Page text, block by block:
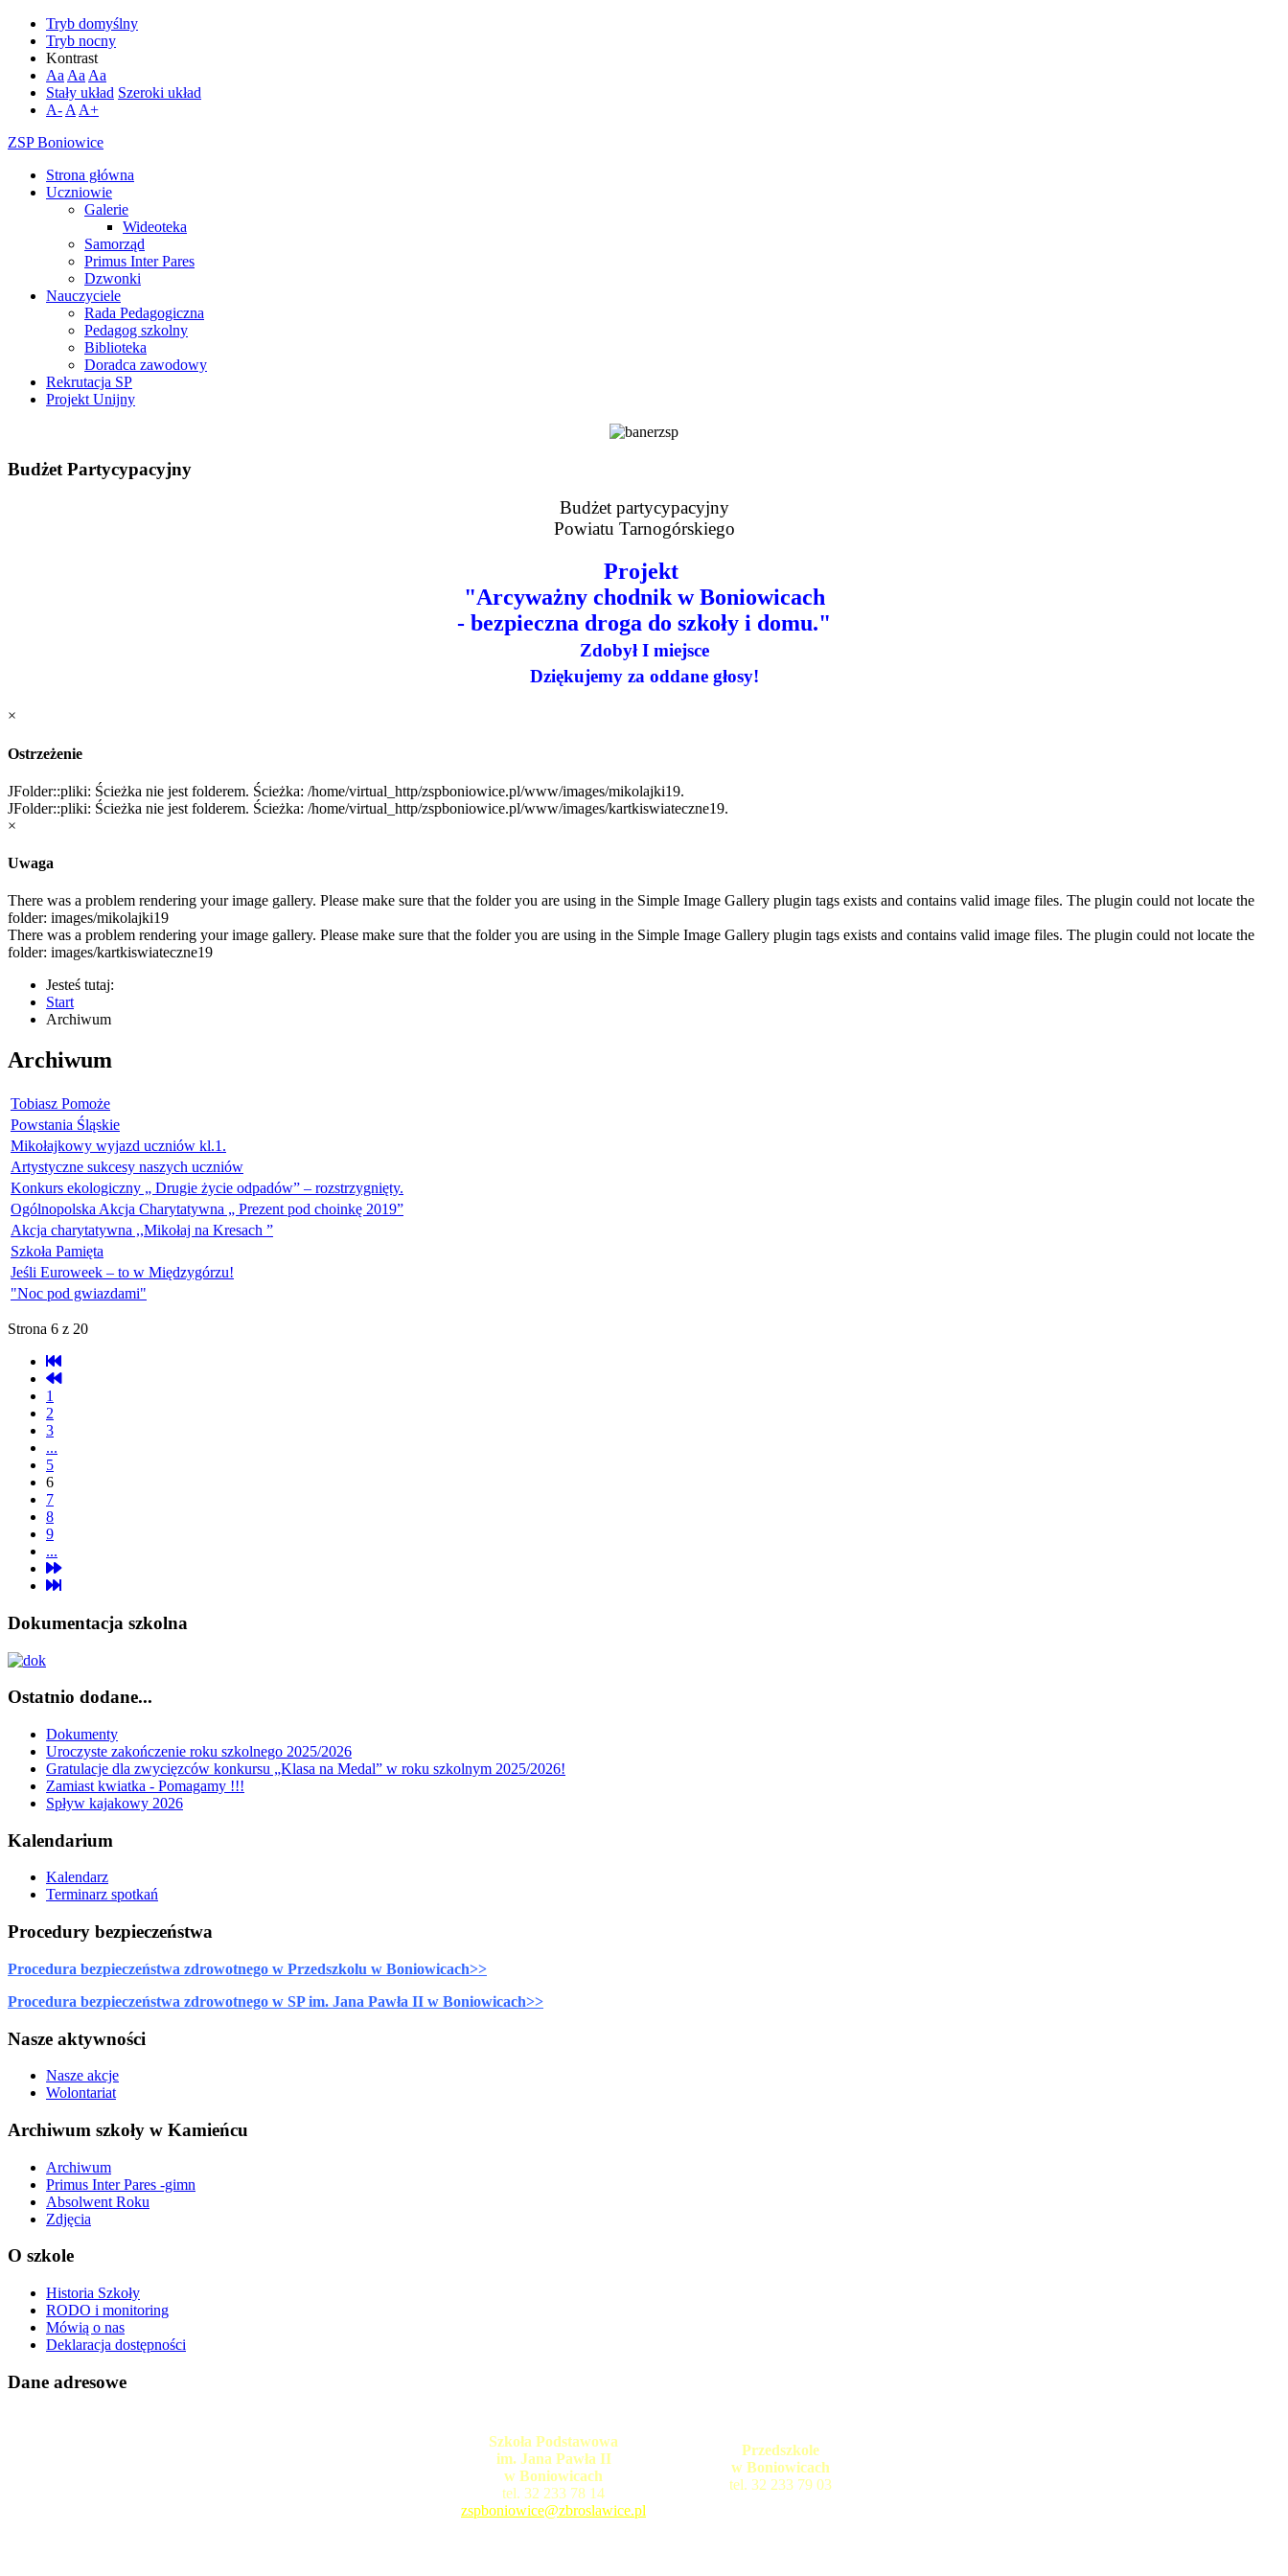
Tryb domyślny
Tryb nocny
Kontrast
Aa Aa Aa
Stały układ Szeroki układ
A- A A+
ZSP Boniowice
Strona główna
Uczniowie
Galerie
Wideoteka
Samorząd
Primus Inter Pares
Dzwonki
Nauczyciele
Rada Pedagogiczna
Pedagog szkolny
Biblioteka
Doradca zawodowy
Rekrutacja SP
Projekt Unijny
Budżet Partycypacyjny
Budżet partycypacyjny
Powiatu Tarnogórskiego
Projekt
"Arcyważny chodnik w Boniowicach
- bezpieczna droga do szkoły i domu."
Zdobył I miejsce
Dziękujemy za oddane głosy!
×
Ostrzeżenie
JFolder::pliki: Ścieżka nie jest folderem. Ścieżka: /home/virtual_http/zspboniowice.pl/www/images/mikolajki19.
JFolder::pliki: Ścieżka nie jest folderem. Ścieżka: /home/virtual_http/zspboniowice.pl/www/images/kartkiswiateczne19.
×
Uwaga
There was a problem rendering your image gallery. Please make sure that the folder you are using in the Simple Image Gallery plugin tags exists and contains valid image files. The plugin could not locate the
folder: images/mikolajki19
There was a problem rendering your image gallery. Please make sure that the folder you are using in the Simple Image Gallery plugin tags exists and contains valid image files. The plugin could not locate the
folder: images/kartkiswiateczne19
Jesteś tutaj:
Start
Archiwum
Archiwum
Tobiasz Pomoże
Powstania Śląskie
Mikołajkowy wyjazd uczniów kl.1.
Artystyczne sukcesy naszych uczniów
Konkurs ekologiczny „ Drugie życie odpadów” – rozstrzygnięty.
Ogólnopolska Akcja Charytatywna „ Prezent pod choinkę 2019”
Akcja charytatywna ,,Mikołaj na Kresach ”
Szkoła Pamięta
Jeśli Euroweek – to w Międzygórzu!
"Noc pod gwiazdami"
Strona 6 z 20
1
2
3
...
5
6
7
8
9
...
Dokumentacja szkolna
Ostatnio dodane...
Dokumenty
Uroczyste zakończenie roku szkolnego 2025/2026
Gratulacje dla zwycięzców konkursu „Klasa na Medal” w roku szkolnym 2025/2026!
Zamiast kwiatka - Pomagamy !!!
Spływ kajakowy 2026
Kalendarium
Kalendarz
Terminarz spotkań
Procedury bezpieczeństwa
Procedura bezpieczeństwa zdrowotnego w Przedszkolu w Boniowicach>>
Procedura bezpieczeństwa zdrowotnego w SP im. Jana Pawła II w Boniowicach>>
Nasze aktywności
Nasze akcje
Wolontariat
Archiwum szkoły w Kamieńcu
Archiwum
Primus Inter Pares -gimn
Absolwent Roku
Zdjęcia
O szkole
Historia Szkoły
RODO i monitoring
Mówią o nas
Deklaracja dostępności
Dane adresowe
Szkoła Podstawowa
im. Jana Pawła II
w Boniowicach
tel. 32 233 78 14
zspboniowice@zbroslawice.pl
Przedszkole
w Boniowicach
tel. 32 233 79 03